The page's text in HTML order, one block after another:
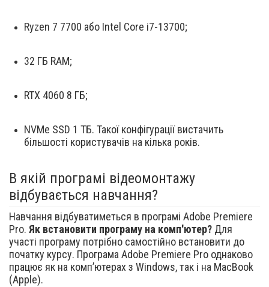
Ryzen 7 7700 або Intel Core i7-13700;
32 ГБ RAM;
RTX 4060 8 ГБ;
NVMe SSD 1 ТБ. Такої конфігурації вистачить
більшості користувачів на кілька років.
В якій програмі відеомонтажу
відбувається навчання?
Навчання відбуватиметься в програмі Adobe Premiere
Pro. Як встановити програму на комп'ютер? Для
участі програму потрібно самостійно встановити до
початку курсу. Програма Adobe Premiere Pro однаково
працює як на комп’ютерах з Windows, так і на MacBook
(Apple).